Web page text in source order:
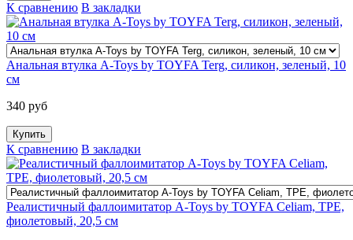
К сравнению В закладки
Анальная втулка A-Toys by TOYFA Terg, силикон, зеленый, 10
см
340 руб
К сравнению В закладки
Реалистичный фаллоимитатор A-Toys by TOYFA Celiam, TPE,
фиолетовый, 20,5 см